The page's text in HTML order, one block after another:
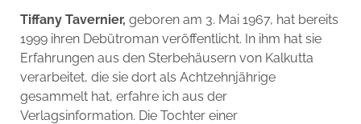
Tiffany Tavernier, geboren am 3. Mai 1967, hat bereits
1999 ihren Debütroman veröffentlicht. In ihm hat sie
Erfahrungen aus den Sterbehäusern von Kalkutta
verarbeitet, die sie dort als Achtzehnjährige
gesammelt hat, erfahre ich aus der
Verlagsinformation. Die Tochter einer